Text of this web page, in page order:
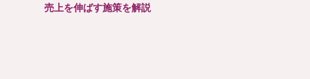
売上を伸ばす施策を解説